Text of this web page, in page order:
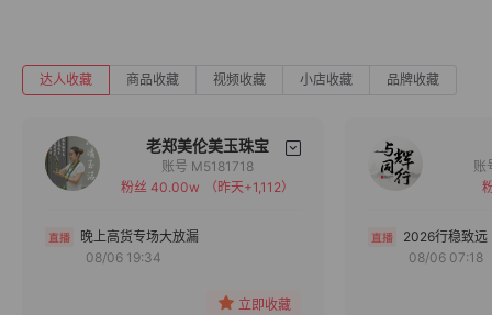
达人收藏 商品收藏 视频收藏 小店收藏 品牌收藏
老郑美伦美玉珠宝
备注
分组
账号 M5181718
粉丝 40.00w
（昨天+1,112）
晚上高货专场大放漏
08/06 19:34
立即收藏
2026行稳致远
08/06 07:18